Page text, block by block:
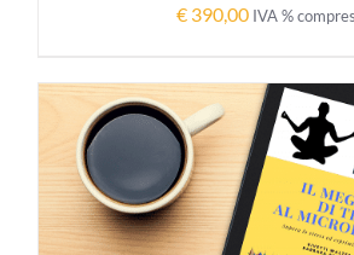
€ 390,00 IVA %
AGGIUNGI AL CARRELLO /